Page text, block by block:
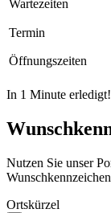
Wartezeiten
Termin
Öffnungszeiten
In 1 Minute erledigt!
Nutzen Sie unser
Ortskürzel